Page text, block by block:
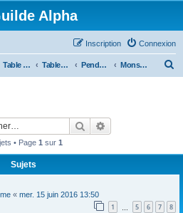
Alpha
Connexion
Inscription
Table en cours, à venir ou en pause Tables fini ou en pause Pendant ce temps là, a Veracruz Monsterhearts
e
Rechercher
• Page 1 sur 1
Sujets
« mer. 15 juin 2016 13:50
1 5 6 7 8